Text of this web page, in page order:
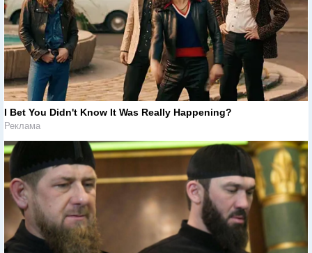
I Bet You Didn't Know It Was Really Happening?
Реклама